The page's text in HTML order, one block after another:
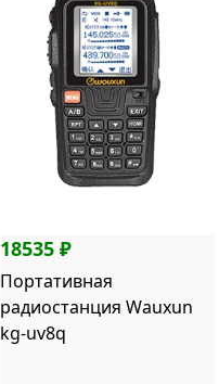
18535 ₽
Портативная
радиостанция Wauxun
kg-uv8q